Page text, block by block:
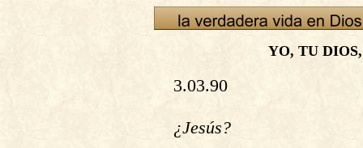
YO, TU
3.03.90
¿Jesús?